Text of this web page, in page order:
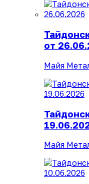
от
Майя
Майя